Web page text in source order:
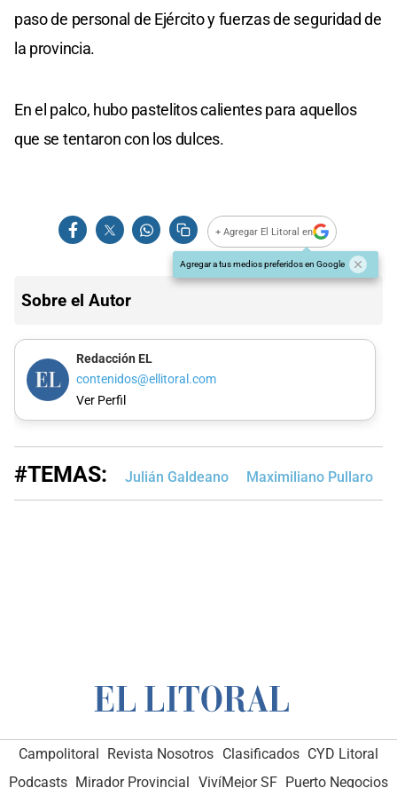
paso de personal de Ejército y fuerzas de seguridad de
la provincia.
En el palco, hubo pastelitos calientes para aquellos
que se tentaron con los dulces.
+ Agregar El Litoral en
Agregar a tus medios preferidos en Google
Sobre el Autor
Redacción EL
contenidos@ellitoral.com
Ver Perfil
#TEMAS: Julián Galdeano Maximiliano Pullaro
Campolitoral Revista Nosotros Clasificados CYD Litoral
Podcasts Mirador Provincial VivíMejor SF Puerto Negocios